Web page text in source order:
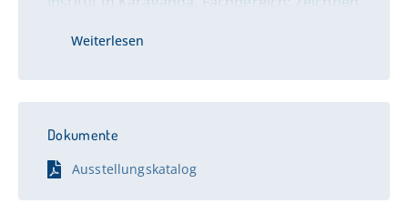
Berufliche Tätigkeit:
Weiterlesen
Dokumente
Ausstellungskatalog